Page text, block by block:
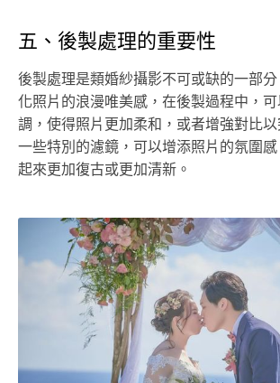
五、後製處理的重要性
後製處理是類婚紗攝影不可或缺的一部
化照片的浪漫唯美感，在後製過程中，
調，使得照片更加柔和，或者增強對比以
一些特別的濾鏡，可以增添照片的氛圍
起來更加復古或更加清新。